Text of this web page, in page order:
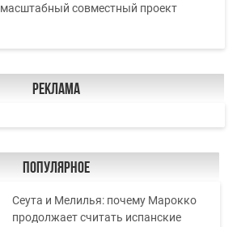
масштабный совместный проект
Реклама
Популярное
Сеута и Мелилья: почему Марокко
продолжает считать испанские